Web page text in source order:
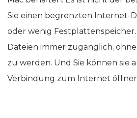
Sie einen begrenzten Internet-
oder wenig
Dateien immer zugänglich,
zu werden. Und Sie können sie
Verbindung zum Internet